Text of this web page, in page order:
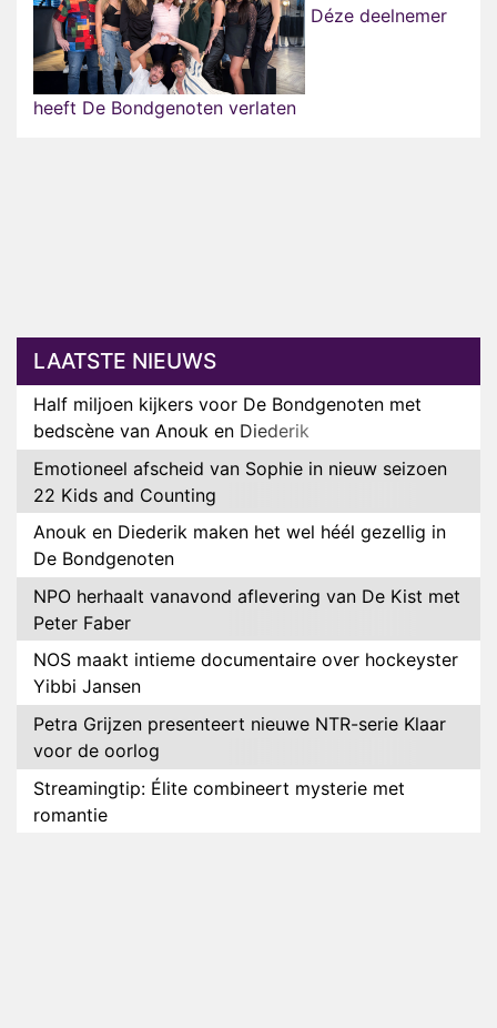
Déze deelnemer
heeft De Bondgenoten verlaten
LAATSTE NIEUWS
Half miljoen kijkers voor De Bondgenoten met
bedscène van Anouk en Diederik
Emotioneel afscheid van Sophie in nieuw seizoen
22 Kids and Counting
Anouk en Diederik maken het wel héél gezellig in
De Bondgenoten
NPO herhaalt vanavond aflevering van De Kist met
Peter Faber
NOS maakt intieme documentaire over hockeyster
Yibbi Jansen
Petra Grijzen presenteert nieuwe NTR-serie Klaar
voor de oorlog
Streamingtip: Élite combineert mysterie met
romantie